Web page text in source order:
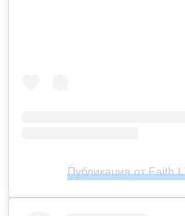
Публикация от Faith